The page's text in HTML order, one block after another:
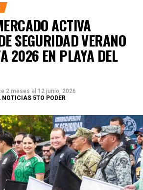
ACTIVA
SEGURIDAD VERANO
2026 EN PLAYA DEL
2 meses el 12 junio, 2026
5TO PODER